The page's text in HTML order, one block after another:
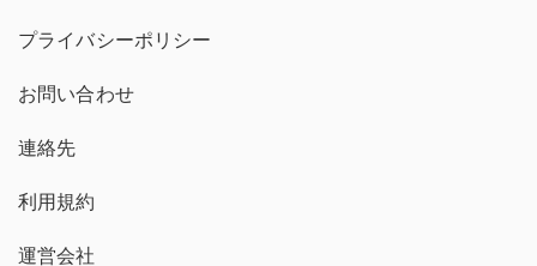
プライバシーポリシー
お問い合わせ
連絡先
利用規約
運営会社